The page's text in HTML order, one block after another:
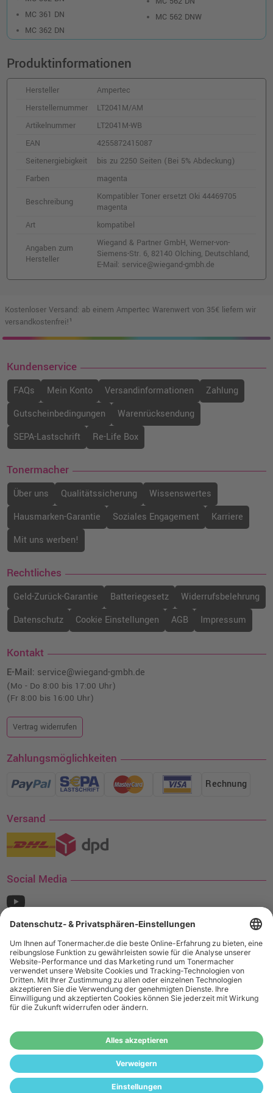
Kompatibler Toner ersetzt Oki 44469803 ·
inkl. MwSt.
Kompatibler Toner ersetzt Oki 44469706
cyan
80,99 €
inkl. MwSt.zzgl. Versand
Kompatibler Toner ersetzt Oki 44973508 ·
Schwarz
o. MwSt.89,07 €
105,99 €
inkl. MwSt.zzgl. Versand
Kompatibler Toner ersetzt Oki 44469724 ·
Cyan
o. MwSt.133,61 €
inkl. MwSt. zzgl. Versand
Kompatibler Toner ersetzt Oki 44469804 ·
67,98 €
inkl. MwSt.zzgl. Versand
shopping_cart
Kompatibler Toner ersetzt Oki 44469704
yellow
o. MwSt.68,90 €
inkl. MwSt.zzgl. Versand
MC 361 DN
MC 362 DN
MC 562 DNW
Produktinformationen
Hersteller
Ampertec
Herstellernummer
LT2041M/AM
Artikelnummer
LT2041M-WB
EAN
4255872415087
Seitenergiebigkeit
bis zu 2250 Seiten (Bei 5% Abdeckung)
Farben
magenta
Beschreibung
Kompatibler Toner ersetzt Oki 44469705
magenta
Art
kompatibel
Angaben zum
Hersteller
Wiegand & Partner GmbH, Werner-von-
Siemens-Str. 6, 82140 Olching, Deutschland,
E-Mail: service@wiegand-gmbh.de
Kostenloser Versand: ab einem Ampertec Warenwert von 35€ liefern wir
versandkostenfrei!¹
Kundenservice
FAQs Mein Konto Versandinformationen
Zahlung
Gutscheinbedingungen
Warenrücksendung
SEPA-Lastschrift
Re-Life Box
Tonermacher
Über uns Qualitätssicherung
Wissenswertes
Hausmarken-Garantie
Soziales Engagement
Karriere
Mit uns werben!
Rechtliches
Geld-Zurück-Garantie Batteriegesetz
Widerrufsbelehrung
Datenschutz
Cookie Einstellungen AGB Impressum
Kontakt
E-Mail: service@wiegand-gmbh.de
(Mo - Do 8:00 bis 17:00 Uhr)
(Fr 8:00 bis 16:00 Uhr)
Vertrag widerrufen
Zahlungsmöglichkeiten
Rechnung
Versand
Social Media
¹ Nur gültig für den Versand innerhalb Deutschlands. Befindet sich ein Warenwert
von mindestens 35€ (inkl. Mwst.) an Ampertec Artikeln in Ihrem Warenkorb, ist der
Versand für Sie kostenfrei.
Das Angebot von tonermacher.de richtet sich
nicht an Wiederverkäufer. Wenn Sie Wiederverkäufer sind,
registrieren Sie sich bitte in unserem Händler-Portal